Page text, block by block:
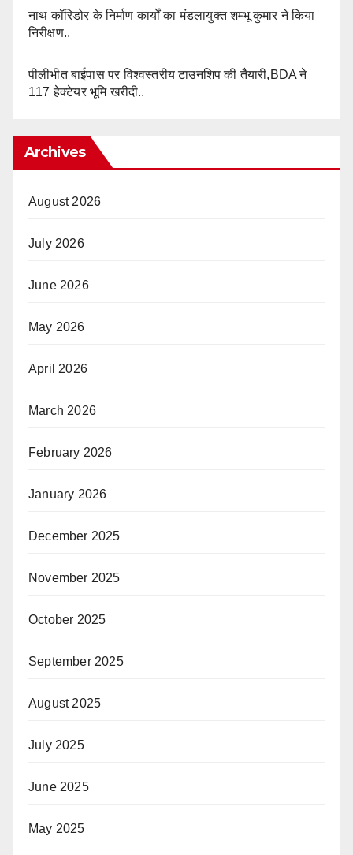
नाथ कॉरिडोर के निर्माण कार्यों का मंडलायुक्त शम्भू कुमार ने किया
निरीक्षण..
पीलीभीत बाईपास पर विश्वस्तरीय टाउनशिप की तैयारी,BDA ने
117 हेक्टेयर भूमि खरीदी..
Archives
August 2026
July 2026
June 2026
May 2026
April 2026
March 2026
February 2026
January 2026
December 2025
November 2025
October 2025
September 2025
August 2025
July 2025
June 2025
May 2025